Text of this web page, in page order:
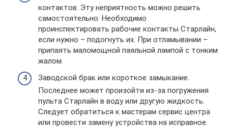
контактов. Эту неприятность можно решить
самостоятельно. Необходимо
проинспектировать рабочие контакты Старлайн,
если нужно – подогнуть их. При отламывании –
припаять маломощной паяльной лампой с тонким
жалом.
Заводской брак или короткое замыкание.
Последнее может произойти из-за погружения
пульта Старлайн в воду или другую жидкость.
Следует обратиться к мастерам сервис центра
или провести замену устройства на исправное.